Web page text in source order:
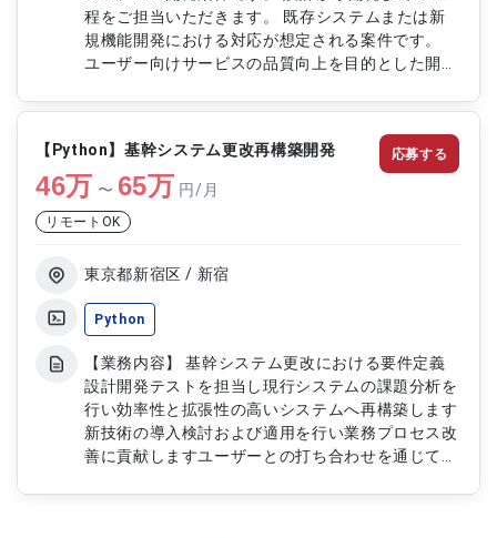
Reactを用いたUI/画面開発 ・Goを用いたバックエ
ンド・プラグイン実装 ・自治体向け要件に基づい
た機能設計・追加開発 ・データ連携・地図レイヤ
た地図可視化アプリケーション開発 ・Reactによる
いた動的表現・可視化処理の開発 ・AWSサービス
と連携したデータ処理・配信基盤の構築 ・パフォ
ーマンス最適化、描画処理改善 ■案件④：プローブ
データ解析支援システム開発 ・Pythonを用いたデ
構築・運用 ・BigData領域でのデータ加工・分析支
連携やデータ入出力の実装
程をご担当いただきます。 既存システムまたは新
規機能開発における対応が想定される案件です。
ユーザー向けサービスの品質向上を目的とした開発
ップシステムの設計業務 ・機能開発および実装対
応 ・詳細設計の作成およびレビュー ・テスト対応
および不具合修正 ・関連ドキュメントの作成
【Python】基幹システム更改再構築開発
46万 〜 65万 円/月
リモートOK
東京都新宿区 / 新宿
Python
【業務内容】 基幹システム更改における要件定義
設計開発テストを担当し現行システムの課題分析を
行い効率性と拡張性の高いシステムへ再構築します
新技術の導入検討および適用を行い業務プロセス改
善に貢献しますユーザーとの打ち合わせを通じて仕
応募する